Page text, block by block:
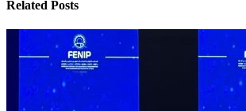
Related Posts